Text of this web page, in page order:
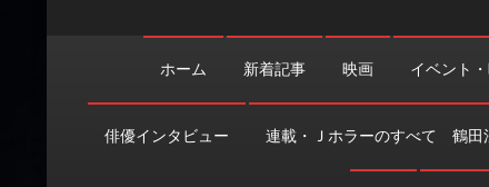
ホーム 新着記事 映画 イベント
俳優インタビュー 連載・Ｊホラーのすべて 鶴田